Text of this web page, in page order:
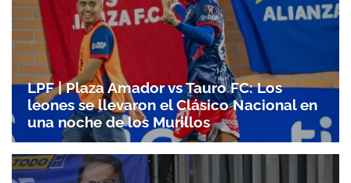
LPF | Plaza Amador vs Tauro FC: Los
leones se llevaron el Clásico Nacional en
una noche de los Murillos